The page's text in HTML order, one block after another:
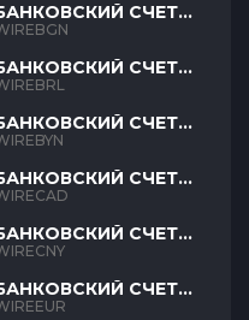
СЧЕТ
СЧЕТ
СЧЕТ
СЧЕТ
СЧЕТ
СЧЕТ